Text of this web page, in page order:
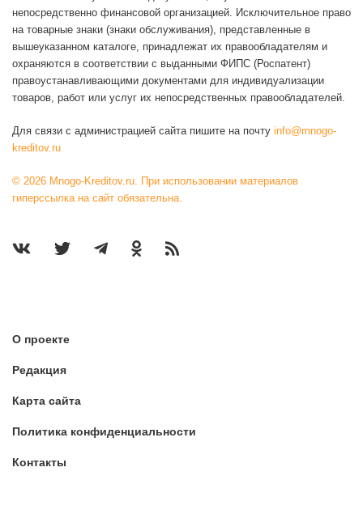
непосредственно финансовой организацией. Исключительное право
на товарные знаки (знаки обслуживания), представленные в
вышеуказанном каталоге, принадлежат их правообладателям и
охраняются в соответствии с выданными ФИПС (Роспатент)
правоустанавливающими документами для индивидуализации
товаров, работ или услуг их непосредственных правообладателей.
Для связи с администрацией сайта пишите на почту info@mnogo-
kreditov.ru
© 2026 Mnogo-Kreditov.ru. При использовании материалов
гиперссылка на сайт обязательна.
О проекте
Редакция
Карта сайта
Политика конфиденциальности
Контакты